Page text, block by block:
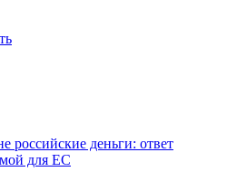
российские деньги: ответ
для EC